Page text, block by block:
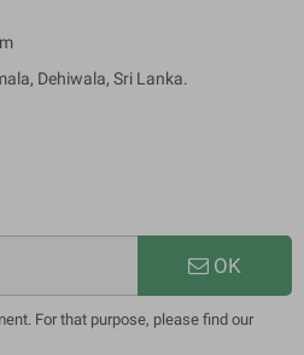
Dehiwala, Sri Lanka.
OK
For that purpose, please find our